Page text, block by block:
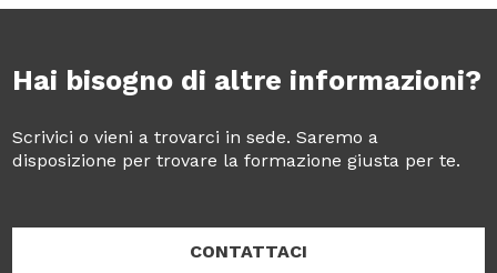
Hai bisogno di altre informazioni?
Scrivici o vieni a trovarci in sede. Saremo a
disposizione per trovare la formazione giusta per te.
CONTATTACI